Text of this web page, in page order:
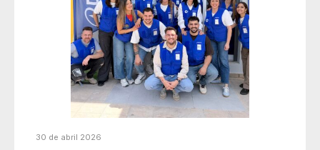
30 de abril 2026